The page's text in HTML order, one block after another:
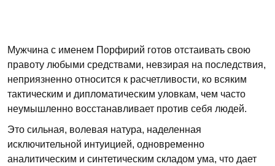
Мужчина с именем Порфирий готов отстаивать свою
правоту любыми средствами, невзирая на последствия,
неприязненно относится к расчетливости, ко всяким
тактическим и дипломатическим уловкам, чем часто
неумышленно восстанавливает против себя людей.
Это сильная, волевая натура, наделенная
исключительной интуицией, одновременно
аналитическим и синтетическим складом ума, что дает